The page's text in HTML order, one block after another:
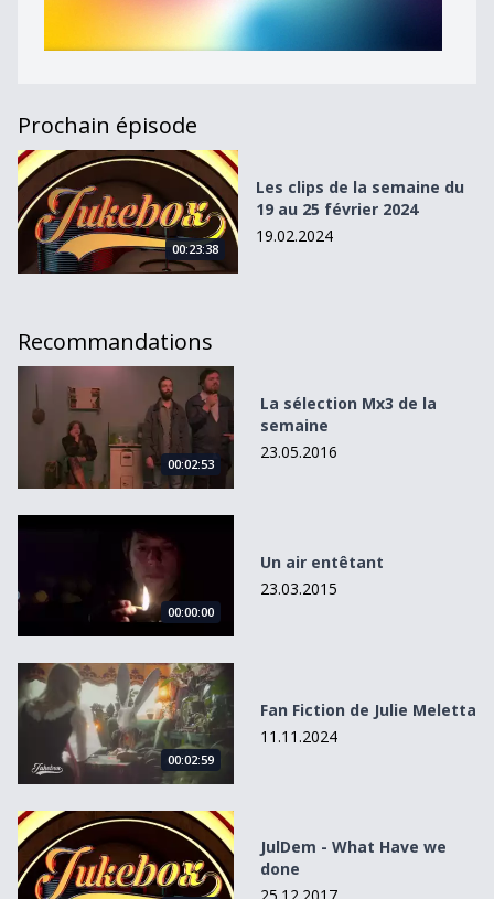
Prochain épisode
Les clips de la semaine du 19 au 25 février 2024
00:23:38
Les clips de la semaine du
19 au 25 février 2024
19.02.2024
Recommandations
La sélection Mx3 de la semaine
00:02:53
La sélection Mx3 de la
semaine
23.05.2016
Un air entêtant
00:00:00
Un air entêtant
23.03.2015
Fan Fiction de Julie Meletta
00:02:59
Fan Fiction de Julie Meletta
11.11.2024
JulDem - What Have we done
JulDem - What Have we
done